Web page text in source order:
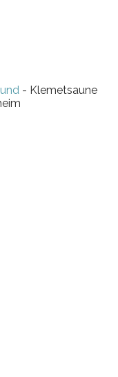
- Klemetsaune